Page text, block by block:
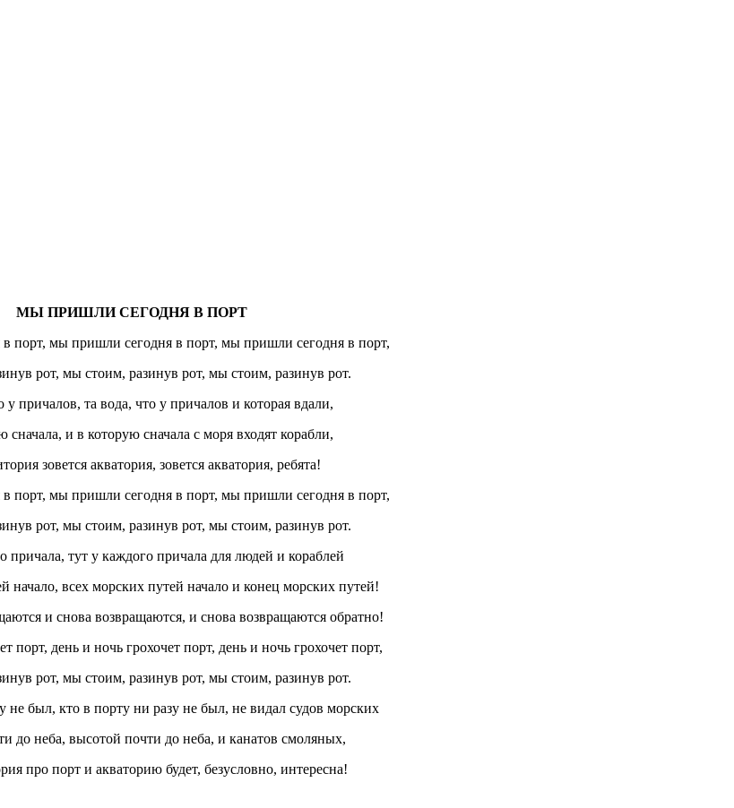
МЫ ПРИШЛИ СЕГОДНЯ В ПОРТ
порт, мы пришли сегодня в порт, мы пришли сегодня в порт,
рот, мы стоим, разинув рот, мы стоим, разинув рот.
у причалов, та вода, что у причалов и которая вдали,
сначала, и в которую сначала с моря входят корабли,
зовется акватория, зовется акватория, ребята!
порт, мы пришли сегодня в порт, мы пришли сегодня в порт,
рот, мы стоим, разинув рот, мы стоим, разинув рот.
причала, тут у каждого причала для людей и кораблей
начало, всех морских путей начало и конец морских путей!
и снова возвращаются, и снова возвращаются обратно!
порт, день и ночь грохочет порт, день и ночь грохочет порт,
рот, мы стоим, разинув рот, мы стоим, разинув рот.
не был, кто в порту ни разу не был, не видал судов морских
до неба, высотой почти до неба, и канатов смоляных,
про порт и акваторию будет, безусловно, интересна!